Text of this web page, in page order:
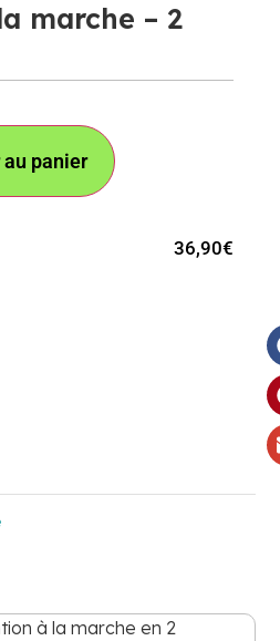
marche – 2
panier
36,90€
à la marche en 2